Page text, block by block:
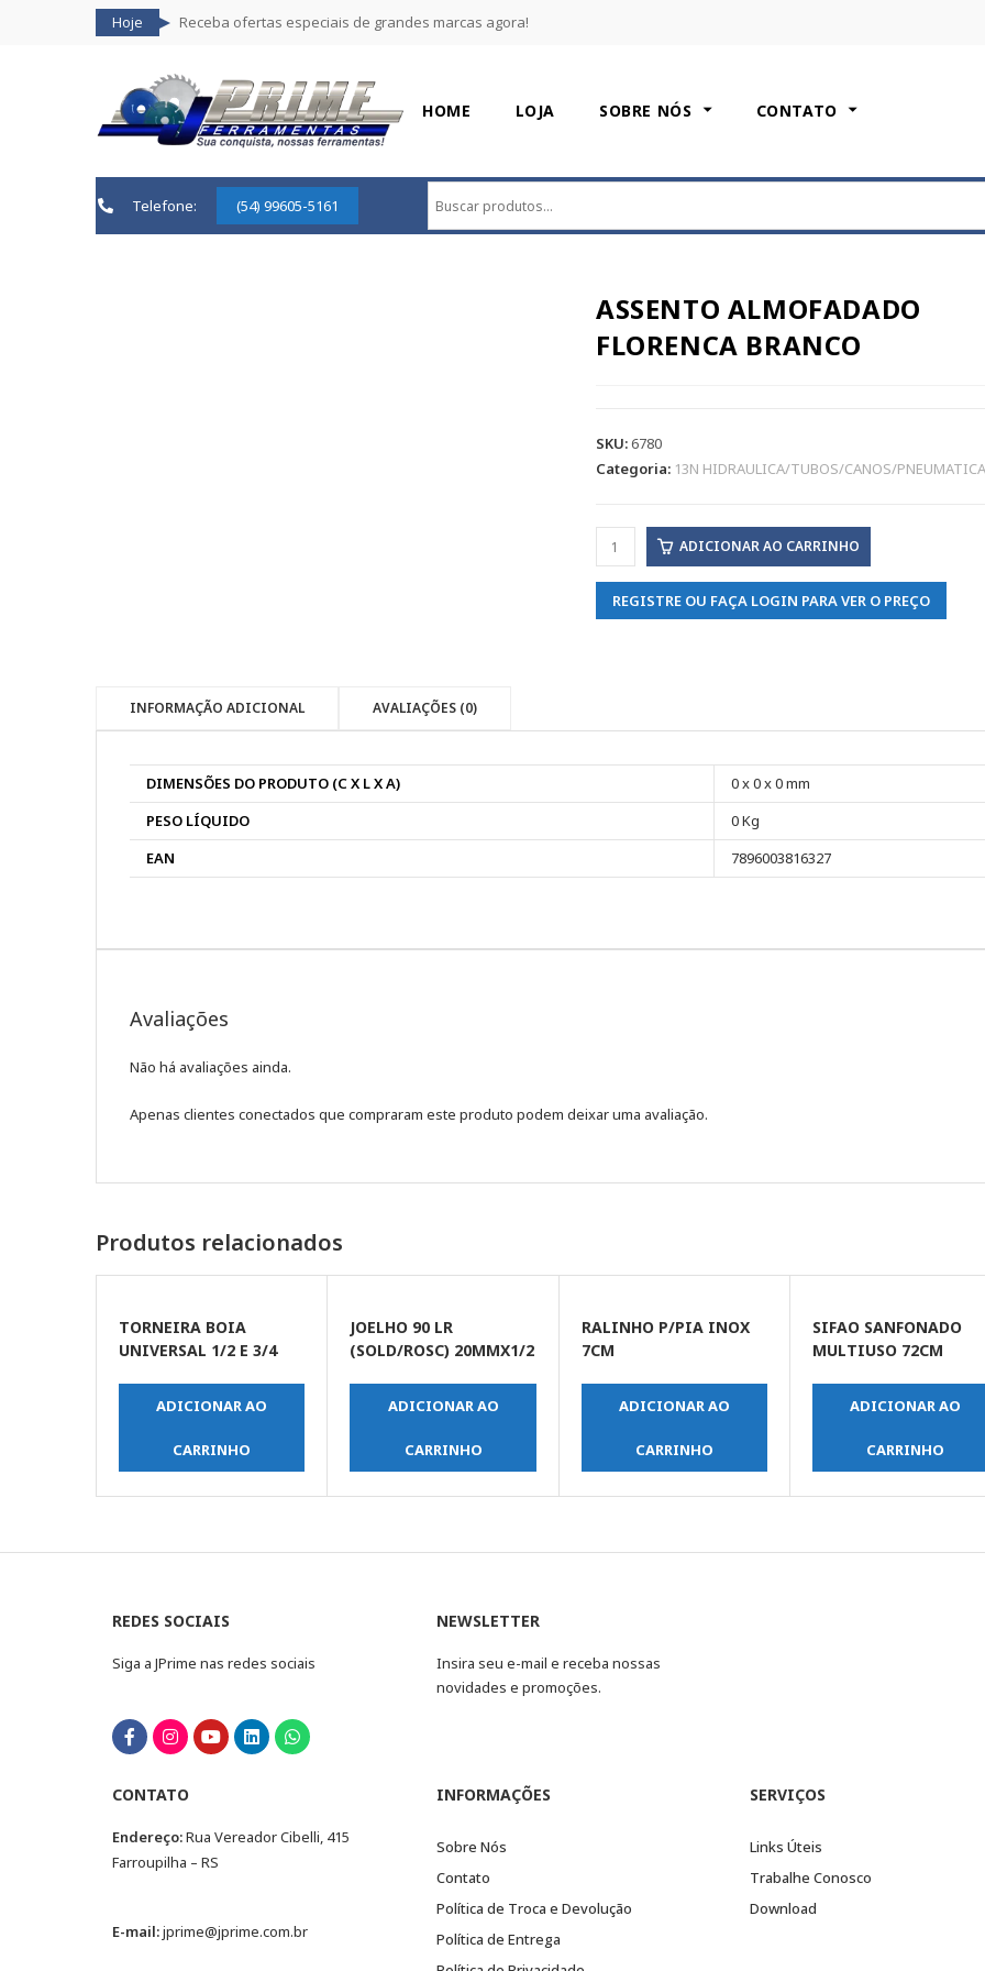
Hoje Receba ofertas especiais de grandes marcas agora!
HOME LOJA SOBRE NÓS CONTATO
Telefone: (54) 99605-5161
ASSENTO ALMOFADADO
FLORENCA BRANCO
SKU:6780
Categoria: 13N HIDRAULICA/TUBOS/CANOS/
ADICIONAR AO CARRINHO
REGISTRE OU FAÇA LOGIN PARA VER O PREÇO
INFORMAÇÃO ADICIONAL AVALIAÇÕES (0)
DIMENSÕES DO PRODUTO (C X L X A)
0 x 0 x 0 mm
PESO LÍQUIDO
0 Kg
EAN
7896003816327
Avaliações
Não há avaliações ainda.
Apenas clientes conectados que compraram este produto podem deixar uma avaliação.
Produtos relacionados
TORNEIRA BOIA
UNIVERSAL 1/2 E 3/4
ADICIONAR AO
CARRINHO
JOELHO 90 LR
(SOLD/ROSC) 20MMX1/2
ADICIONAR AO
CARRINHO
RALINHO P/PIA INOX
7CM
ADICIONAR AO
CARRINHO
SIFAO SANFONADO
MULTIUSO 72CM
ADICIONAR AO
CARRINHO
REDES SOCIAIS
Siga a JPrime nas redes sociais
NEWSLETTER
Insira seu e-mail e receba nossas
novidades e promoções.
CONTATO
Endereço:Rua Vereador Cibelli, 415
Farroupilha – RS
E-mail:jprime@jprime.com.br
INFORMAÇÕES
Sobre Nós
Contato
Política de Troca e Devolução
Política de Entrega
SERVIÇOS
Links Úteis
Trabalhe Conosco
Download